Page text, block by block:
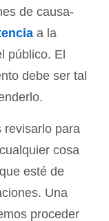
de causa-
a la
público. El
debe ser tal
revisarlo para
cosa
esté de
Una
proceder